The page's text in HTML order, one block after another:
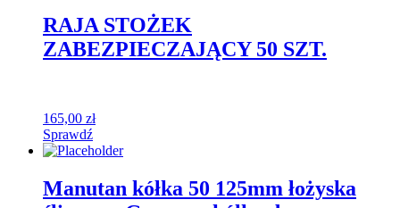
RAJA STOŻEK
ZABEZPIECZAJĄCY 50 SZT.
165,00 zł
Sprawdź
Manutan kółka 50 125mm łożyska